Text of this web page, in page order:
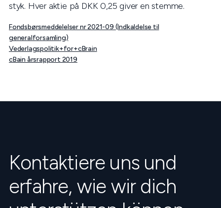
styk. Hver aktie på DKK 0,25 giver en stemme.
Fondsbørsmeddelelser nr 2021-09 (Indkaldelse til
generalforsamling)
Vederlagspolitik+for+cBrain
cBain årsrapport 2019
Kontaktiere uns und
erfahre, wie wir dich